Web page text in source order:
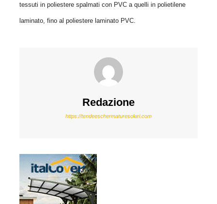
tessuti in poliestere spalmati con PVC a quelli in polietilene
laminato, fino al poliestere laminato PVC.
Redazione
https://tendeeschermaturesolari.com